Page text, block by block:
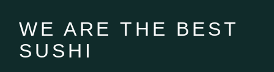
WE ARE THE BEST
SUSHI